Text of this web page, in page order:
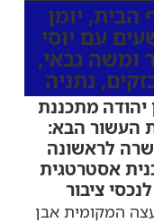
,יומן
יוסי
גבאי,
,נתניה
מתכננת
הבא:
ציבור
אבן